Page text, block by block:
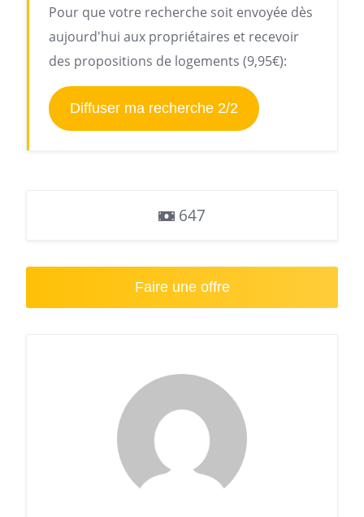
Pour que votre recherche soit envoyée dès
aujourd'hui aux propriétaires et recevoir
des propositions de logements (9,95€):
Diffuser ma recherche 2/2
647
Faire une offre